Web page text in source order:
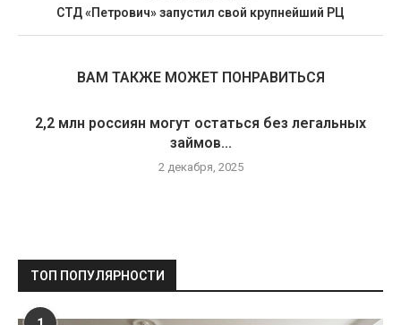
СТД «Петрович» запустил свой крупнейший РЦ
ВАМ ТАКЖЕ МОЖЕТ ПОНРАВИТЬСЯ
2,2 млн россиян могут остаться без легальных
займов...
2 декабря, 2025
ТОП ПОПУЛЯРНОСТИ